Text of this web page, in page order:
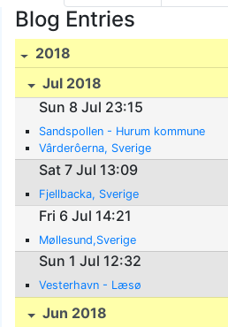
Blog Entries
2018
Jul 2018
Sun 8 Jul 23:15
Sandspollen - Hurum kommune
Vârderôerna, Sverige
Sat 7 Jul 13:09
Fjellbacka, Sverige
Fri 6 Jul 14:21
Møllesund,Sverige
Sun 1 Jul 12:32
Vesterhavn - Læsø
Jun 2018